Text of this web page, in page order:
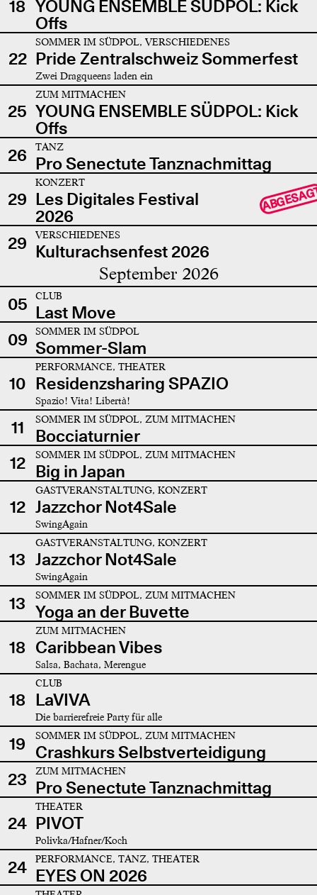
18 YOUNG ENSEMBLE SÜDPOL: Kick
Offs
22
SOMMER IM SÜDPOL, VERSCHIEDENES
Pride Zentralschweiz Sommerfest
Zwei Dragqueens laden ein
25
ZUM MITMACHEN
YOUNG ENSEMBLE SÜDPOL: Kick
Offs
26
TANZ
Pro Senectute Tanznachmittag
29
KONZERT
Les Digitales Festival
2026
29 VERSCHIEDENES
Kulturachsenfest 2026
September 2026
05 CLUB
Last Move
09
SOMMER IM SÜDPOL
Sommer-Slam
10
PERFORMANCE, THEATER
Residenzsharing SPAZIO
Spazio! Vita! Libertà!
11 SOMMER IM SÜDPOL, ZUM MITMACHEN
Bocciaturnier
12
SOMMER IM SÜDPOL, ZUM MITMACHEN
Big in Japan
12
GASTVERANSTALTUNG, KONZERT
Jazzchor Not4Sale
SwingAgain
13
GASTVERANSTALTUNG, KONZERT
Jazzchor Not4Sale
SwingAgain
13 SOMMER IM SÜDPOL, ZUM MITMACHEN
Yoga an der Buvette
18
ZUM MITMACHEN
Caribbean Vibes
Salsa, Bachata, Merengue
18
CLUB
LaVIVA
Die barrierefreie Party für alle
19 SOMMER IM SÜDPOL, ZUM MITMACHEN
Crashkurs Selbstverteidigung
23
ZUM MITMACHEN
Pro Senectute Tanznachmittag
24
THEATER
PIVOT
Polivka/Hafner/Koch
24 PERFORMANCE, TANZ, THEATER
EYES ON 2026